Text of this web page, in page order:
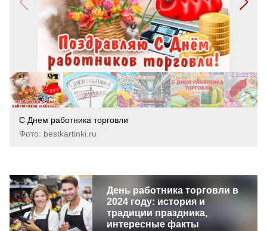
С Днем работника торговли
Фото: bestkartinki.ru
День работника торговли в
2024 году: история и
традиции праздника,
интересные факты